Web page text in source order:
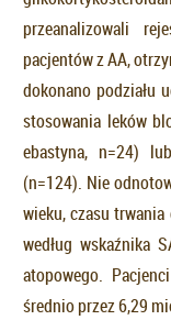
przeanalizowali
pacjentów z AA,
dokonano podziału
stosowania leków
ebastyna, n=24)
(n=124). Nie
wieku, czasu
według wskaźnika
atopowego.
średnio przez 6,29